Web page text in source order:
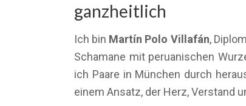
ganzheitlich
Ich bin Martín Polo Villafán,
Schamane mit peruanischen
ich Paare in München durch
einem Ansatz, der Herz, Verstand